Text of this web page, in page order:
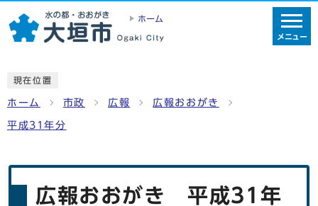
ホーム
メニュー
現在位置
ホーム 市政 広報 広報おおがき
平成31年分
広報おおがき 平成31年